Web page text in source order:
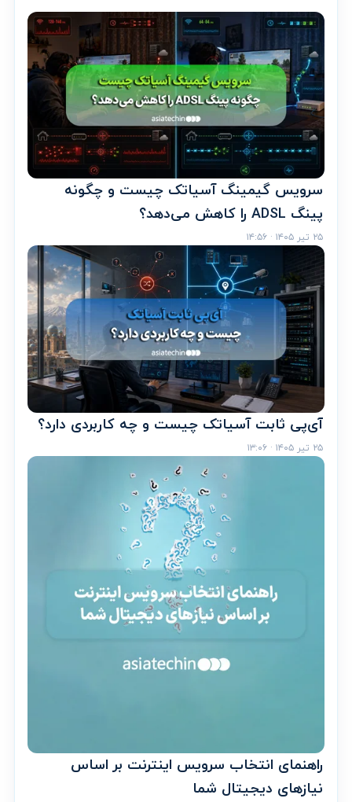
سرویس گیمینگ آسیاتک چیست و چگونه
پینگ ADSL را کاهش می‌دهد؟
۲۵ تیر ۱۴۰۵ · ۱۴:۵۶
آی‌پی ثابت آسیاتک چیست و چه کاربردی دارد؟
۲۵ تیر ۱۴۰۵ · ۱۳:۰۶
راهنمای انتخاب سرویس اینترنت بر اساس
نیازهای دیجیتال شما